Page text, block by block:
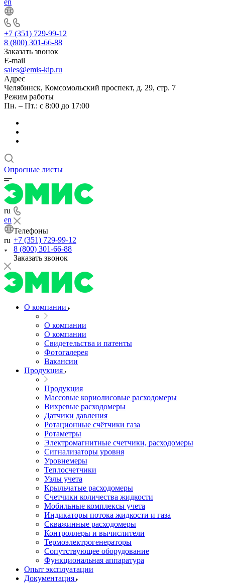
en
+7 (351) 729-99-12
8 (800) 301-66-88
Заказать звонок
E-mail
sales@emis-kip.ru
Адрес
Челябинск, Комсомольский проспект, д. 29, стр. 7
Режим работы
Пн. – Пт.: с 8:00 до 17:00
Опросные листы
ru
en
ru
Телефоны
+7 (351) 729-99-12
8 (800) 301-66-88
Заказать звонок
О компании
О компании
О компании
Свидетельства и патенты
Фотогалерея
Вакансии
Продукция
Продукция
Массовые кориолисовые расходомеры
Вихревые расходомеры
Датчики давления
Ротационные счётчики газа
Ротаметры
Электромагнитные счетчики, расходомеры
Сигнализаторы уровня
Уровнемеры
Теплосчетчики
Узлы учета
Крыльчатые расходомеры
Счетчики количества жидкости
Мобильные комплексы учета
Индикаторы потока жидкости и газа
Скважинные расходомеры
Контроллеры и вычислители
Термоэлектрогенераторы
Сопутствующее оборудование
Функциональная аппаратура
Опыт эксплуатации
Документация